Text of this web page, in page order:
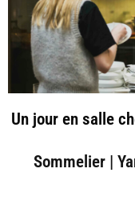
Un jour en salle
Sommelier |